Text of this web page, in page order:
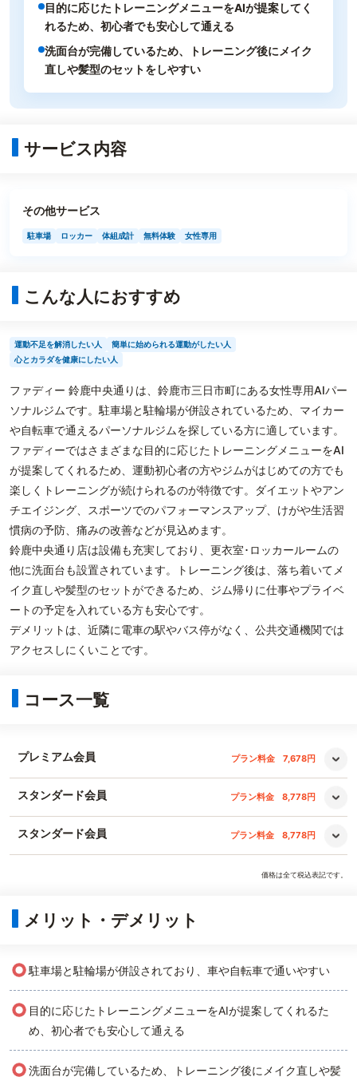
目的に応じたトレーニングメニューをAIが提案してく
れるため、初心者でも安心して通える
洗面台が完備しているため、トレーニング後にメイク
直しや髪型のセットをしやすい
サービス内容
その他サービス
駐車場 ロッカー 体組成計 無料体験 女性専用
こんな人におすすめ
運動不足を解消したい人
簡単に始められる運動がしたい人
心とカラダを健康にしたい人
ファディー 鈴鹿中央通りは、鈴鹿市三日市町にある女性専用AIパー
ソナルジムです。駐車場と駐輪場が併設されているため、マイカー
や自転車で通えるパーソナルジムを探している方に適しています。
ファディーではさまざまな目的に応じたトレーニングメニューをAI
が提案してくれるため、運動初心者の方やジムがはじめての方でも
楽しくトレーニングが続けられるのが特徴です。ダイエットやアン
チエイジング、スポーツでのパフォーマンスアップ、けがや生活習
慣病の予防、痛みの改善などが見込めます。
鈴鹿中央通り店は設備も充実しており、更衣室･ロッカールームの
他に洗面台も設置されています。トレーニング後は、落ち着いてメ
イク直しや髪型のセットができるため、ジム帰りに仕事やプライベ
ートの予定を入れている方も安心です。
デメリットは、近隣に電車の駅やバス停がなく、公共交通機関では
アクセスしにくいことです。
コース一覧
プレミアム会員 プラン料金 7,678円
スタンダード会員 プラン料金 8,778円
スタンダード会員 プラン料金 8,778円
価格は全て税込表記です。
メリット・デメリット
○駐車場と駐輪場が併設されており、車や自転車で通いやすい
○ 目的に応じたトレーニングメニューをAIが提案してくれるた
め、初心者でも安心して通える
○洗面台が完備しているため、トレーニング後にメイク直しや髪